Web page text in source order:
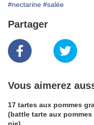
#nectarine #salée
Partager
Vous aimerez
17 tartes aux pommes
(battle tarte aux pommes